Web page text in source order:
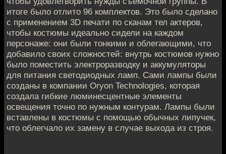
итоге было отлито 96 комплектов. Это было сделано
с применением 3D печати по сканам тел актеров,
чтобы костюмы идеально сидели на каждом
персонаже: они были тонкими и облегающими, что
добавило своих сложностей: внутрь костюмов нужно
было поместить электроразводку и аккумуляторы
для питания светодиодных ламп. Сами лампы были
созданы в компании Oryon Technologies, которая
создала гибкие люминесцентные элементы
освещения точно по нужным контурам. Лампы были
вставлены в костюмы с помощью обычных липучек,
что облегчало их замену в случае выхода из строя.